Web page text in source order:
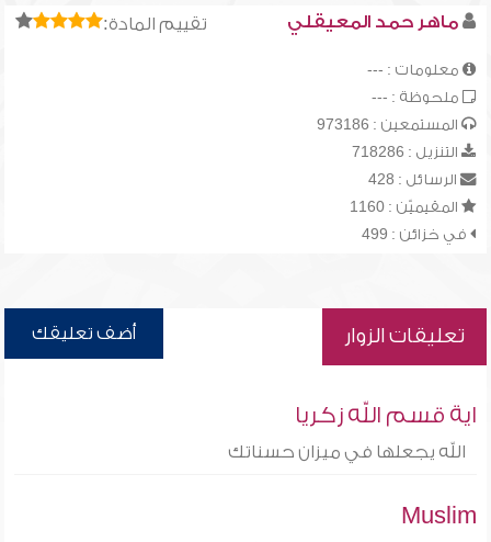
تقييم المادة: ماهر حمد المعيقلي
معلومات : ---
ملحوظة : ---
المستمعين : 973186
التنزيل : 718286
الرسائل : 428
المقيميّن : 1160
في خزائن : 499
تعليقات الزوار أضف تعليقك
اية قسم الله زكريا
الله يجعلها في ميزان حسناتك
Muslim